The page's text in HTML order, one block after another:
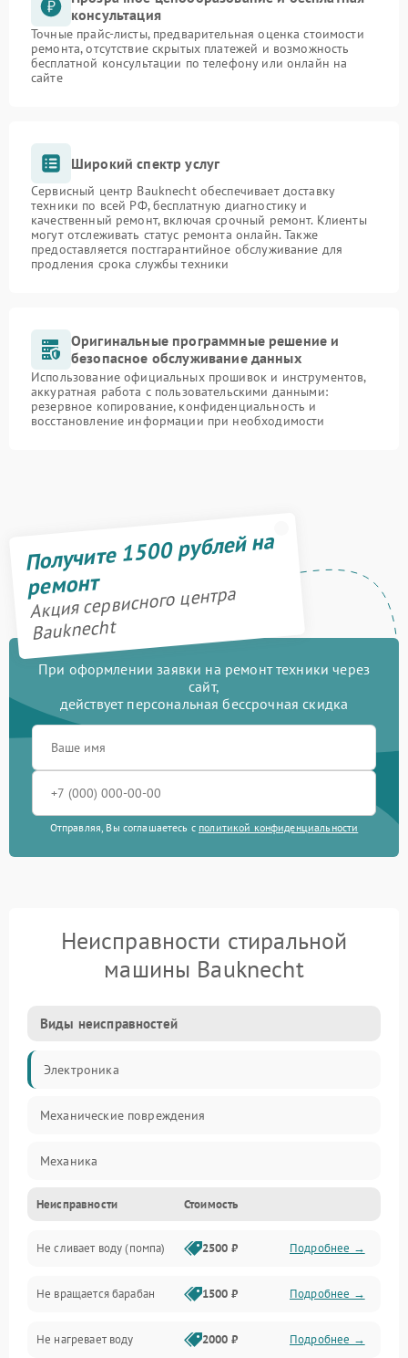
консультация
Точные прайс-листы, предварительная оценка стоимости
ремонта, отсутствие скрытых платежей и возможность
бесплатной консультации по телефону или онлайн на
сайте
Широкий спектр услуг
Сервисный центр Bauknecht обеспечивает доставку
техники по всей РФ, бесплатную диагностику и
качественный ремонт, включая срочный ремонт. Клиенты
могут отслеживать статус ремонта онлайн. Также
предоставляется постгарантийное обслуживание для
продления срока службы техники
Оригинальные программные решение и
безопасное обслуживание данных
Использование официальных прошивок и инструментов,
аккуратная работа с пользовательскими данными:
резервное копирование, конфиденциальность и
восстановление информации при необходимости
Получите 1500 рублей на
ремонт
Акция сервисного центра
Bauknecht
При оформлении заявки на ремонт техники через
сайт,
действует персональная бессрочная скидка
Отправляя, Вы соглашаетесь с политикой конфиденциальности
Неисправности стиральной
машины Bauknecht
Виды неисправностей
Электроника
Механические повреждения
Механика
Электропитание
Водоснабжение
Слив
Программное обеспечение
Неисправности Стоимость
Не сливает воду (помпа) 2500 ₽ Подробнее →
Не вращается барабан 1500 ₽ Подробнее →
Не нагревает воду 2000 ₽ Подробнее →